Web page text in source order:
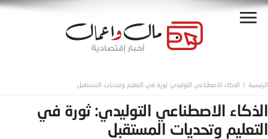
الذكاء الاصطناعي التوليدي: ثورة في التعليم وتحديات المستقبل
الذكاء الاصطناعي التوليدي: ثورة في
التعليم وتحديات المستقبل